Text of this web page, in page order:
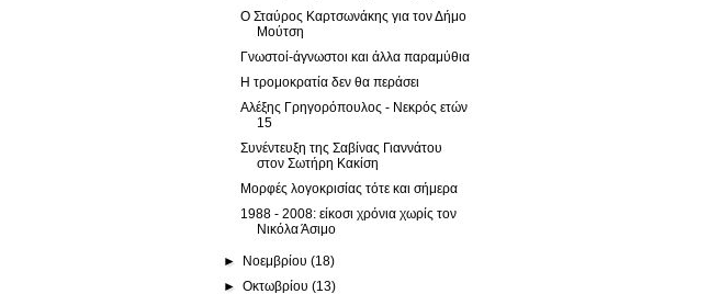
Ο Σταύρος Καρτσωνάκης για τον Δήμο
Μούτση
Γνωστοί-άγνωστοι και άλλα παραμύθια
Η τρομοκρατία δεν θα περάσει
Αλέξης Γρηγορόπουλος - Νεκρός ετών
15
Συνέντευξη της Σαβίνας Γιαννάτου
στον Σωτήρη Κακίση
Μορφές λογοκρισίας τότε και σήμερα
1988 - 2008: είκοσι χρόνια χωρίς τον
Νικόλα Άσιμο
► Νοεμβρίου(18)
►Οκτωβρίου(13)